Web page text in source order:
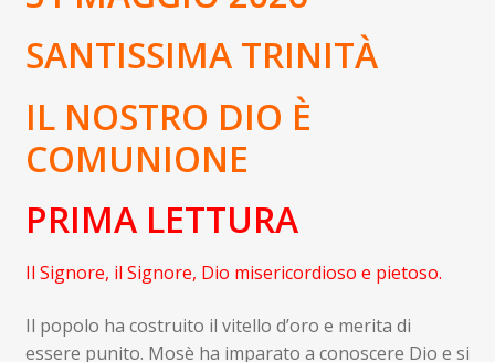
SANTISSIMA TRINITÀ
IL NOSTRO DIO È
COMUNIONE
PRIMA LETTURA
Il Signore, il Signore, Dio misericordioso e pietoso.
Il popolo ha costruito il vitello d’oro e merita di
essere punito. Mosè ha imparato a conoscere Dio e si